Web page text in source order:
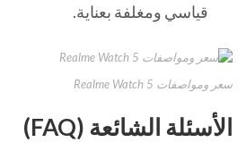
قياسي ومغلفة بعناية.
سعر ومواصفات Realme Watch 5
الأسئلة الشائعة (FAQ)